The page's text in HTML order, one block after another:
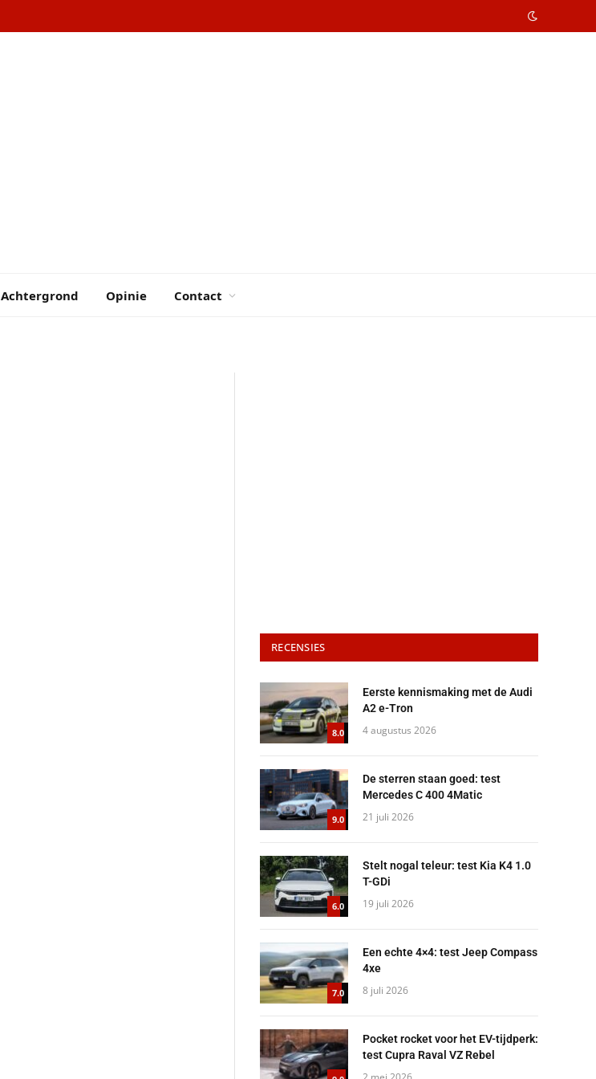
Achtergrond Opinie Contact
RECENSIES
8.0
Eerste kennismaking met de Audi
A2 e-Tron
4 augustus 2026
9.0
De sterren staan goed: test
Mercedes C 400 4Matic
21 juli 2026
6.0
Stelt nogal teleur: test Kia K4 1.0
T-GDi
19 juli 2026
7.0
Een echte 4×4: test Jeep Compass
4xe
8 juli 2026
Pocket rocket voor het EV-tijdperk:
test Cupra Raval VZ Rebel